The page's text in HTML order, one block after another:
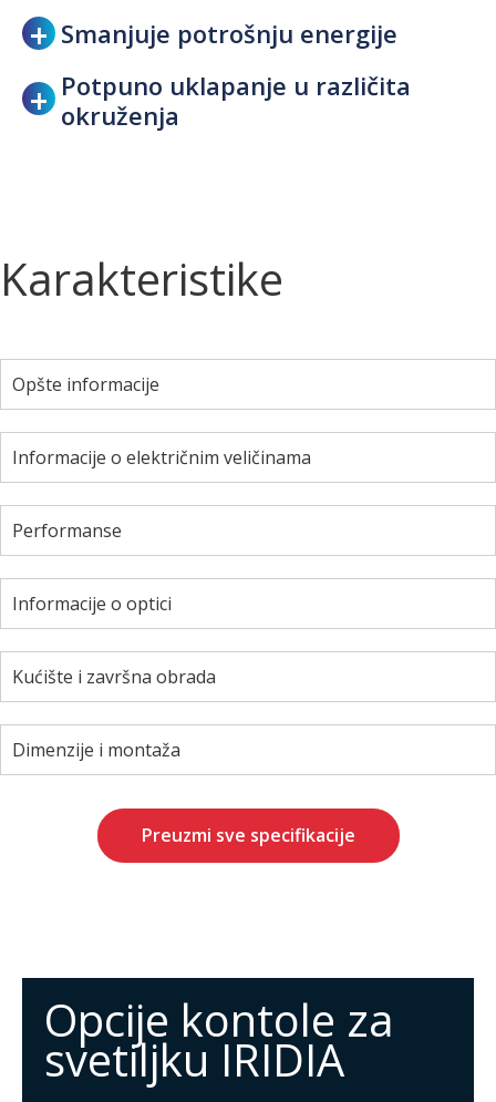
Smanjuje potrošnju energije
Potpuno uklapanje u različita
okruženja
Karakteristike
Opšte informacije
Informacije o električnim veličinama
Performanse
Informacije o optici
Kućište i završna obrada
Dimenzije i montaža
Preuzmi sve specifikacije
Opcije kontole za
svetiljku IRIDIA